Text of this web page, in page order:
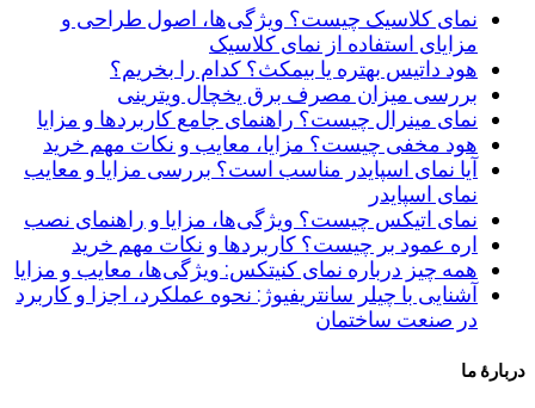
نمای کلاسیک چیست؟ ویژگی‌ها، اصول طراحی و
مزایای استفاده از نمای کلاسیک
هود داتیس بهتره یا بیمکث؟ کدام را بخریم؟
بررسی میزان مصرف برق یخچال ویترینی
نمای مینرال چیست؟ راهنمای جامع کاربردها و مزایا
هود مخفی چیست؟ مزایا، معایب و نکات مهم خرید
آیا نمای اسپایدر مناسب است؟ بررسی مزایا و معایب
نمای اسپایدر
نمای اتیکس چیست؟ ویژگی‌ها، مزایا و راهنمای نصب
اره عمود بر چیست؟ کاربردها و نکات مهم خرید
همه چیز درباره نمای کنیتکس: ویژگی‌ها، معایب و مزایا
آشنایی با چیلر سانتریفیوژ: نحوه عملکرد، اجزا و کاربرد
در صنعت ساختمان
دربارۀ ما